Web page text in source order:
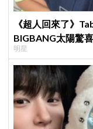
《超人回來了》
BIGBANG太陽驚
明星